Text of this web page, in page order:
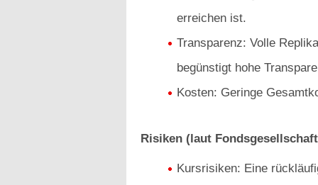
erreichen ist.
Transparenz: Volle
begünstigt hohe
Kosten: Geringe
Risiken (laut
Kursrisiken: Eine